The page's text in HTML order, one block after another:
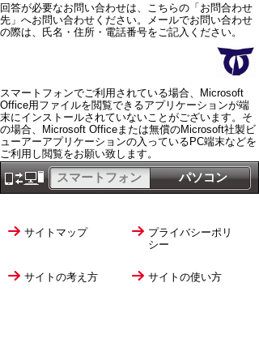
回答が必要なお問い合わせは、こちらの「お問合わせ
先」へお問い合わせください。メールでお問い合わせ
の際は、氏名・住所・電話番号をご記入ください。
スマートフォンでご利用されている場合、Microsoft
Office用ファイルを閲覧できるアプリケーションが端
末にインストールされていないことがございます。そ
の場合、Microsoft Officeまたは無償のMicrosoft社製ビ
ューアーアプリケーションの入っているPC端末などを
ご利用し閲覧をお願い致します。
パソコン
スマートフォン
サイトマップ
プライバシーポリ
シー
サイトの考え方 サイトの使い方